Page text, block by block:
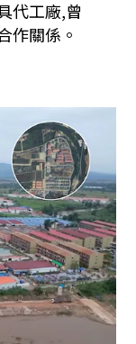
代工廠,曾
作關係。